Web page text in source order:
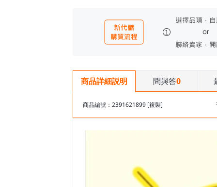
商品詳細説明 問與答0
商品編號：2391621899 [複製]